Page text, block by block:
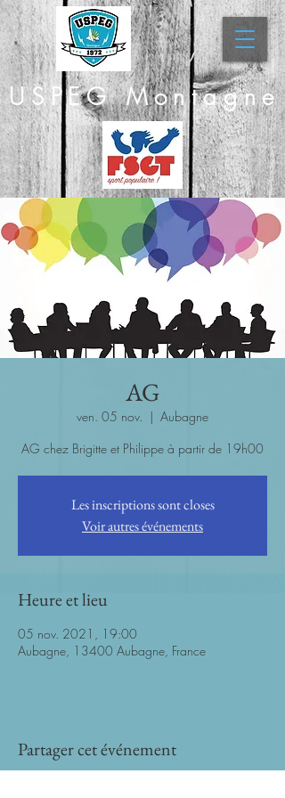
USPEG Montagne
AG
ven. 05 nov.
  |
Aubagne
AG chez Brigitte et Philippe à partir de 19h00
Les inscriptions sont closes
Voir autres événements
Heure et lieu
05 nov. 2021, 19:00
Aubagne, 13400 Aubagne, France
Partager cet événement